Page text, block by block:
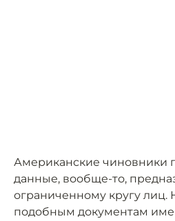
Американские чиновники
данные, вообще-то,
ограниченному кругу лиц.
подобным документам